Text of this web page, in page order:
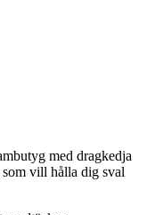
med dragkedja
vill hålla dig sval